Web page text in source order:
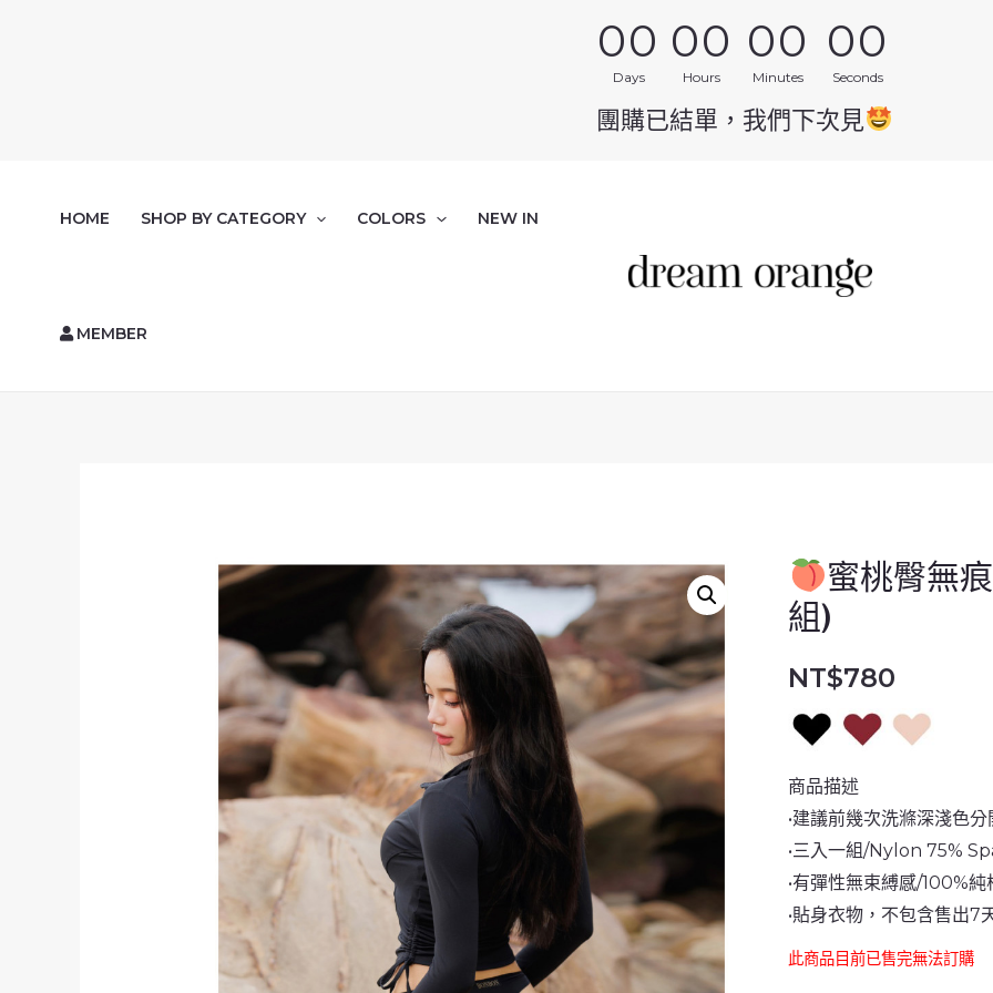
00
Days
00
Hours
00
Minutes
00
Seconds
團購已結單，我們下次見
HOME SHOP BY CATEGORY COLORS NEW IN
MEMBER
蜜桃臀無
組)
NT$780
商品描述
•建議前幾次洗滌深淺色
•三入一組/Nylon 75%
•有彈性無束縛感/100%
•貼身衣物，不包含售出7
此商品目前已售完無法訂購